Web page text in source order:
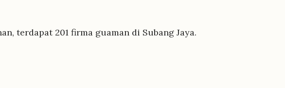
terdapat 201 firma guaman di Subang Jaya.